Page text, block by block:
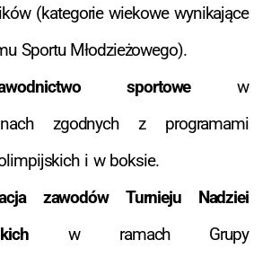
(kategorie wiekowe wynikające
Sportu Młodzieżowego).
sportowew
zgodnych z programami
i w boksie.
zawodów Turnieju Nadziei
w ramach Grupy